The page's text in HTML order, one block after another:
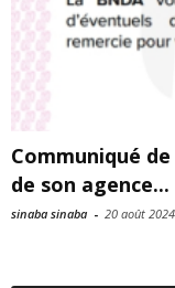
Communiqué
de son agence...
sinaba sinaba - 20 août 2024